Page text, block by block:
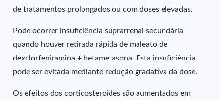
de tratamentos prolongados ou com doses elevadas.
Pode ocorrer insuficiência suprarrenal secundária
quando houver retirada rápida de maleato de
dexclorfeniramina + betametasona. Esta insuficiência
pode ser evitada mediante redução gradativa da dose.
Os efeitos dos corticosteroides são aumentados em